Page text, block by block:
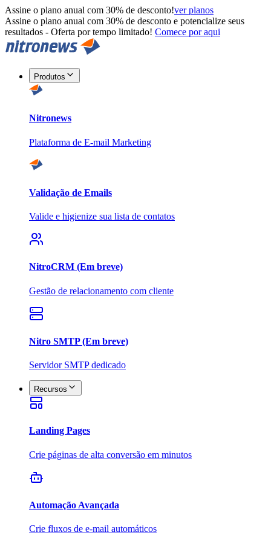
Assine o plano anual com 30% de desconto!ver planos
Assine o plano anual com 30% de desconto e potencialize seus
resultados - Oferta por tempo limitado! Comece por aqui
Produtos
Nitronews
Plataforma de E-mail Marketing
Validação de Emails
Valide e higienize sua lista de contatos
NitroCRM (Em breve)
Gestão de relacionamento com cliente
Nitro SMTP (Em breve)
Servidor SMTP dedicado
Recursos
Landing Pages
Crie páginas de alta conversão em minutos
Automação Avançada
Crie fluxos de e-mail automáticos